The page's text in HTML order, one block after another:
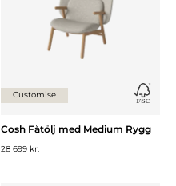
Customise
Cosh Fåtölj med Medium Rygg
28 699 kr.